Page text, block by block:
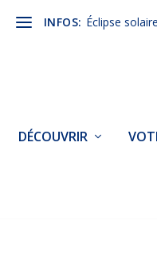
INFOS: Éclipse
DÉCOUVRIR